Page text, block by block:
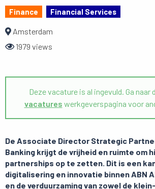
Finance Financial Services
Amsterdam
1979 views
Deze vacature is al ingevuld. Ga naar
vacatures werkgeverspagina voor
De Associate Director Strategic
Banking krijgt de vrijheid en ruimte om
partnerships op te zetten. Dit is een
digitalisering en innovatie binnen ABN
en de verduurzaming van zowel de